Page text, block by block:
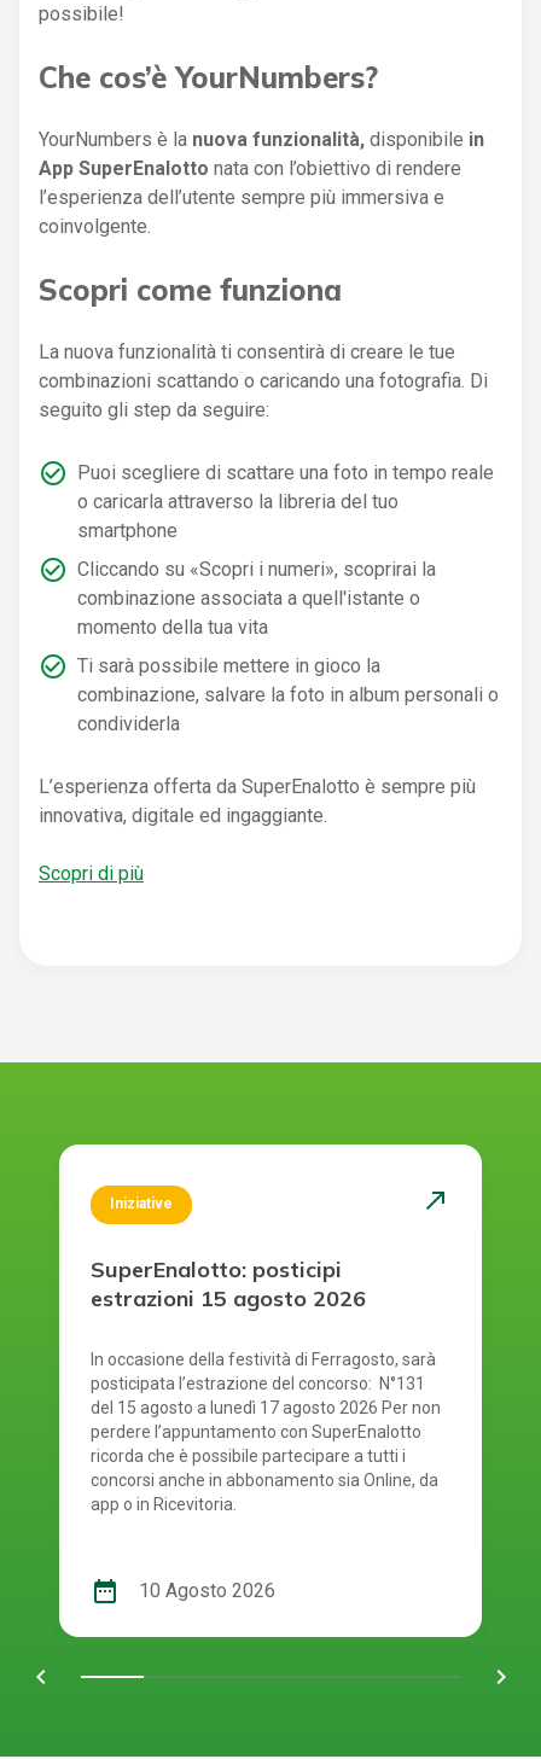
possibile!
Che cos’è YourNumbers?
YourNumbers è la nuova funzionalità, disponibile in
App SuperEnalotto nata con l’obiettivo di rendere
l’esperienza dell’utente sempre più immersiva e
coinvolgente.
Scopri come funziona
La nuova funzionalità ti consentirà di creare le tue
combinazioni scattando o caricando una fotografia. Di
seguito gli step da seguire:
Puoi scegliere di scattare una foto in tempo reale
o caricarla attraverso la libreria del tuo
smartphone
Cliccando su «Scopri i numeri», scoprirai la
combinazione associata a quell'istante o
momento della tua vita
Ti sarà possibile mettere in gioco la
combinazione, salvare la foto in album personali o
condividerla
L’esperienza offerta da SuperEnalotto è sempre più
innovativa, digitale ed ingaggiante.
Scopri di più
Iniziative north_east
SuperEnalotto: posticipi
estrazioni 15 agosto 2026
In occasione della festività di Ferragosto, sarà
posticipata l’estrazione del concorso: N°131
del 15 agosto a lunedì 17 agosto 2026 Per non
perdere l’appuntamento con SuperEnalotto
ricorda che è possibile partecipare a tutti i
concorsi anche in abbonamento sia Online, da
app o in Ricevitoria.
date_range 10 Agosto 2026
chevron_left navigate_next